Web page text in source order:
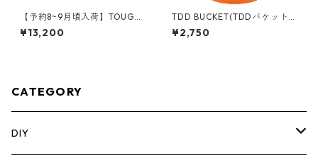
【予約8~9月頃入荷】TOUGHB
UILT（タフビルト）STACK TE
CH(スタックテック) ドーリー
¥13,200
TDD BUCKET(TDDバケット)
5ガロンバケツ [CAUTION] フ
タ付き 05GLTDD-CAU
¥2,750
CATEGORY
DIY